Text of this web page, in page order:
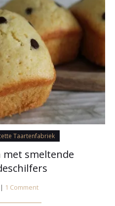
Taartenfabriek
met smeltende
| 1 Comment